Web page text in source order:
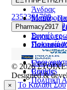
2352301789
Άνδρας
Μαμά -
Στοματική
Πρόσωπο
Εποχιακά
Brands
Συχνές
Πολιτική
Pharmacy2917
Ποιοι
Όροι
Cookies
Πολιτική
© 2026
Designed &
× Το Καλάθι Σου